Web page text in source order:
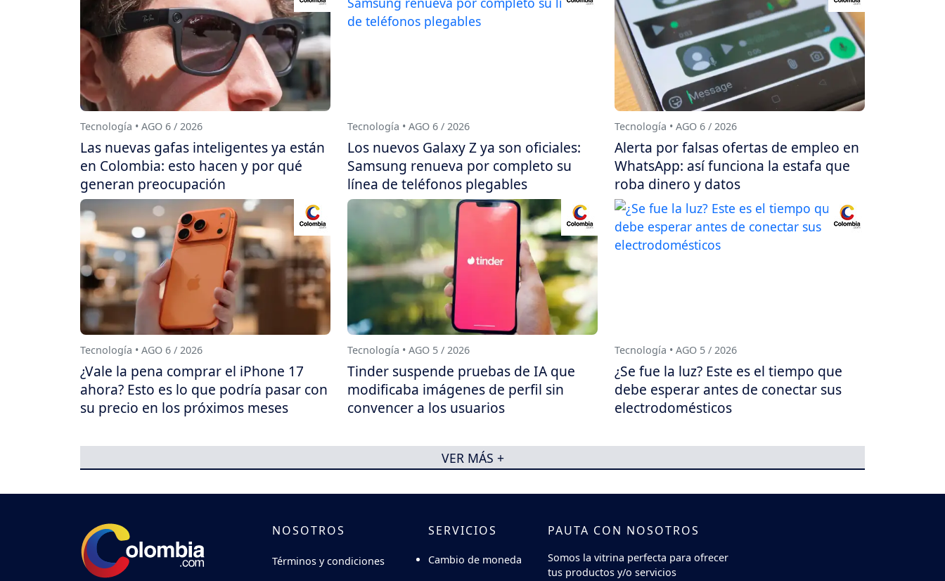
Tecnología • AGO 6 / 2026
Las nuevas gafas inteligentes ya están
en Colombia: esto hacen y por qué
generan preocupación
Tecnología • AGO 6 / 2026
Los nuevos Galaxy Z ya son oficiales:
Samsung renueva por completo su
línea de teléfonos plegables
Tecnología • AGO 6 / 2026
Alerta por falsas ofertas de empleo en
WhatsApp: así funciona la estafa que
roba dinero y datos
Tecnología • AGO 6 / 2026
¿Vale la pena comprar el iPhone 17
ahora? Esto es lo que podría pasar con
su precio en los próximos meses
Tecnología • AGO 5 / 2026
Tinder suspende pruebas de IA que
modificaba imágenes de perfil sin
convencer a los usuarios
Tecnología • AGO 5 / 2026
¿Se fue la luz? Este es el tiempo que
debe esperar antes de conectar sus
electrodomésticos
VER MÁS +
NOSOTROS
Términos y condiciones
SERVICIOS
Cambio de moneda
PAUTA CON NOSOTROS
Somos la vitrina perfecta para ofrecer
tus productos y/o servicios